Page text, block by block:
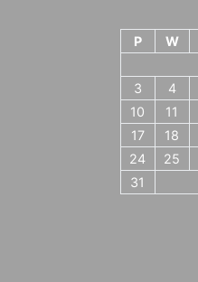
P
W
3
4
10
11
17
18
24
25
31